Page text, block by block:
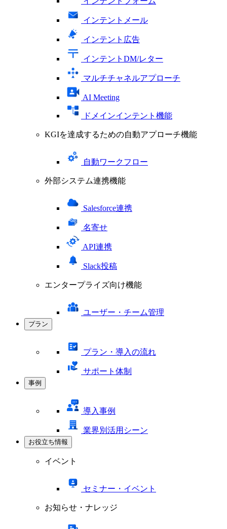
インテントメール
インテント広告
インテントDM/レター
マルチチャネルアプローチ
AI Meeting
ドメインインテント機能
KGIを達成するための自動アプローチ機能
自動ワークフロー
外部システム連携機能
Salesforce連携
名寄せ
API連携
Slack投稿
エンタープライズ向け機能
ユーザー・チーム管理
プラン
プラン・導入の流れ
サポート体制
事例
導入事例
業界別活用シーン
お役立ち情報
イベント
セミナー・イベント
お知らせ・ナレッジ